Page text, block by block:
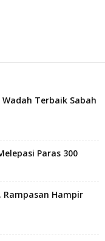
Terbaik Sabah
Paras 300
Rampasan Hampir